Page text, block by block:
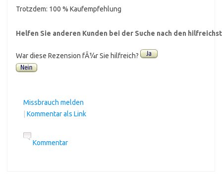
Trotzdem: 100 % Kaufempfehlung
Helfen Sie anderen Kunden bei der Suche nach den
War diese Rezension fÃ¼r Sie hilfreich?
Missbrauch melden
Kommentar als Link
Kommentar